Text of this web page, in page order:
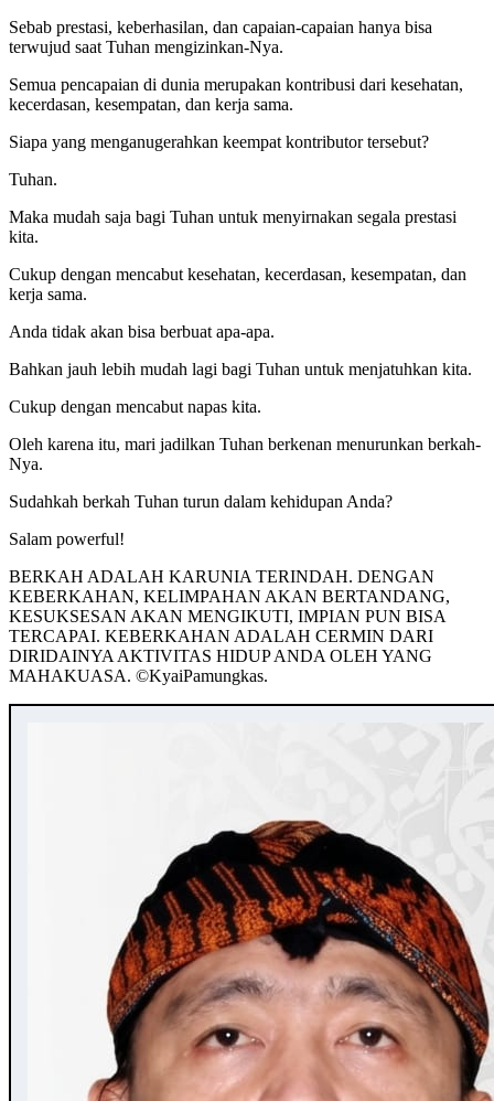
Sebab prestasi, keberhasilan, dan capaian-capaian hanya bisa
terwujud saat Tuhan mengizinkan-Nya.
Semua pencapaian di dunia merupakan kontribusi dari kesehatan,
kecerdasan, kesempatan, dan kerja sama.
Siapa yang menganugerahkan keempat kontributor tersebut?
Tuhan.
Maka mudah saja bagi Tuhan untuk menyirnakan segala prestasi
kita.
Cukup dengan mencabut kesehatan, kecerdasan, kesempatan, dan
kerja sama.
Anda tidak akan bisa berbuat apa-apa.
Bahkan jauh lebih mudah lagi bagi Tuhan untuk menjatuhkan kita.
Cukup dengan mencabut napas kita.
Oleh karena itu, mari jadilkan Tuhan berkenan menurunkan berkah-
Nya.
Sudahkah berkah Tuhan turun dalam kehidupan Anda?
Salam powerful!
BERKAH ADALAH KARUNIA TERINDAH. DENGAN
KEBERKAHAN, KELIMPAHAN AKAN BERTANDANG,
KESUKSESAN AKAN MENGIKUTI, IMPIAN PUN BISA
TERCAPAI. KEBERKAHAN ADALAH CERMIN DARI
DIRIDAINYA AKTIVITAS HIDUP ANDA OLEH YANG
MAHAKUASA. ©️KyaiPamungkas.